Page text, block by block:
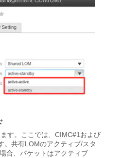
す。ここでは、CIMC#1および
。共有LOMのアクティブ/スタ
合、パケットはアクティブ